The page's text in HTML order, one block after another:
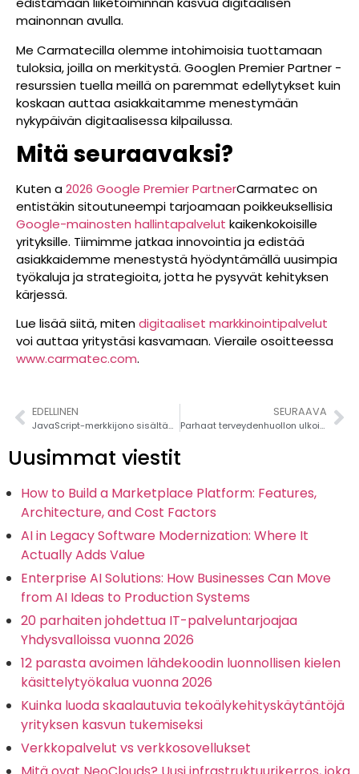
mainonnan avulla.
Me Carmatecilla olemme intohimoisia tuottamaan
tuloksia, joilla on merkitystä. Googlen Premier Partner -
resurssien tuella meillä on paremmat edellytykset kuin
koskaan auttaa asiakkaitamme menestymään
nykypäivän digitaalisessa kilpailussa.
Mitä seuraavaksi?
Kuten a2026 Google Premier PartnerCarmatec on
entistäkin sitoutuneempi tarjoamaan poikkeuksellisia
Google-mainosten hallintapalvelut kaikenkokoisille
yrityksille. Tiimimme jatkaa innovointia ja edistää
asiakkaidemme menestystä hyödyntämällä uusimpia
työkaluja ja strategioita, jotta he pysyvät kehityksen
kärjessä.
Lue lisää siitä, mitendigitaaliset markkinointipalvelut
voi auttaa yritystäsi kasvamaan. Vieraile osoitteessa
www.carmatec.com.
EDELLINEN
JavaScript-merkkijono sisältää osajonon: String String String: Täydellinen opas
SEURAAVA
Parhaat terveydenhuollon ulkoistusyritykset Yhdysvalloissa (vertailu 2026)
Uusimmat viestit
How to Build a Marketplace Platform: Features,
Architecture, and Cost Factors
AI in Legacy Software Modernization: Where It
Actually Adds Value
Enterprise AI Solutions: How Businesses Can Move
from AI Ideas to Production Systems
20 parhaiten johdettua IT-palveluntarjoajaa
Yhdysvalloissa vuonna 2026
12 parasta avoimen lähdekoodin luonnollisen kielen
käsittelytyökalua vuonna 2026
Kuinka luoda skaalautuvia tekoälykehityskäytäntöjä
yrityksen kasvun tukemiseksi
Verkkopalvelut vs verkkosovellukset